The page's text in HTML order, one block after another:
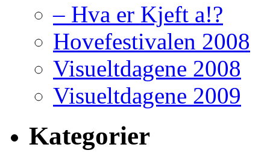
– Hva er Kjeft a!?
Hovefestivalen 2008
Visueltdagene 2008
Visueltdagene 2009
Kategorier